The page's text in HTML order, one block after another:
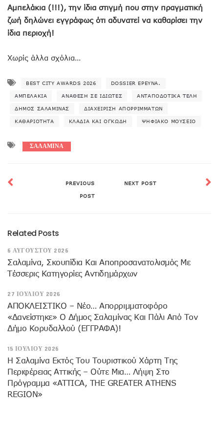
Αμπελάκια (!!!), την ίδια στιγμή που στην πραγματική
ζωή δηλώνει εγγράφως ότι αδυνατεί να καθαρίσει την
ίδια περιοχή!
Χωρίς άλλα σχόλια…
BEST CITY AWARDS 2026 DOSSIER ΈΡΕΥΝΑ.
ΑΜΠΕΛΆΚΙΑ ΑΝΆΘΕΣΗ ΣΕ ΙΔΙΏΤΕΣ ΑΝΤΑΠΟΔΟΤΙΚΆ ΤΈΛΗ
ΔΉΜΟΣ ΣΑΛΑΜΊΝΑΣ ΔΙΑΧΕΊΡΙΣΗ ΑΠΟΡΡΙΜΜΆΤΩΝ
ΚΑΘΑΡΙΌΤΗΤΑ ΚΛΑΔΙΆ ΚΑΙ ΟΓΚΏΔΗ ΨΗΦΙΑΚΌ ΜΟΥΣΕΊΟ
ΣΑΛΑΜΙΝΑ
PREVIOUS
POST
NEXT POST
Related Posts
6 ΑΥΓΟΎΣΤΟΥ 2026
Σαλαμίνα, Σκουπίδια Και Αποπροσανατολισμός Με
Τέσσερις Κατηγορίες Αντιδημάρχων
27 ΙΟΥΛΊΟΥ 2026
ΑΠΟΚΛΕΙΣΤΙΚΟ – Νέο… Απορριμματοφόρο
«δανείστηκε» Ο Δήμος Σαλαμίνας Και Πάλι Από Τον
Δήμο Κορυδαλλού (ΕΓΓΡΑΦΑ)!
15 ΙΟΥΛΊΟΥ 2026
H Σαλαμίνα Εκτός Του Τουριστικού Χάρτη Της
Περιφέρειας Αττικής – Ούτε Μια… Λήψη Στο
Πρόγραμμα «ATTICA, THE GREATER ATHENS
REGION»